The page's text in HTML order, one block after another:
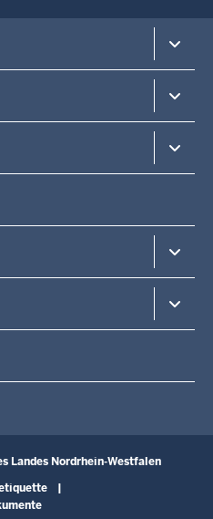
Menschen mit Behinderung
Landes Nordrhein-Westfalen